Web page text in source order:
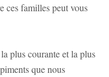
ces familles peut vous
la plus courante et la plus
que nous